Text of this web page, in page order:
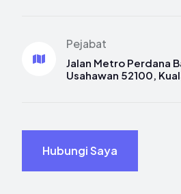
Pejabat
Jalan Metro Perdana
Usahawan 52100,
Hubungi Saya